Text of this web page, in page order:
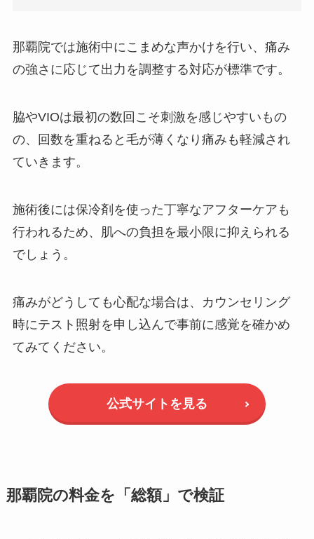
那覇院では施術中にこまめな声かけを行い、痛み
の強さに応じて出力を調整する対応が標準です。
脇やVIOは最初の数回こそ刺激を感じやすいもの
の、回数を重ねると毛が薄くなり痛みも軽減され
ていきます。
施術後には保冷剤を使った丁寧なアフターケアも
行われるため、肌への負担を最小限に抑えられる
でしょう。
痛みがどうしても心配な場合は、カウンセリング
時にテスト照射を申し込んで事前に感覚を確かめ
てみてください。
公式サイトを見る
那覇院の料金を「総額」で検証